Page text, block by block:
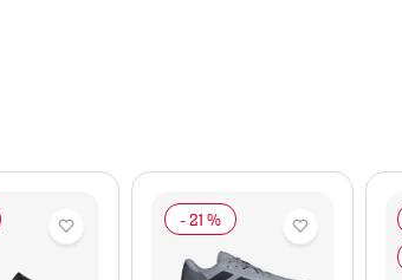
- 21 %